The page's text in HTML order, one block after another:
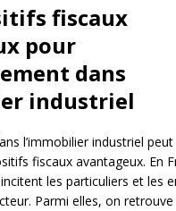
fiscaux
pour
dans
industriel
l’immobilier industriel
fiscaux avantageux. En
les particuliers et les
Parmi elles, on